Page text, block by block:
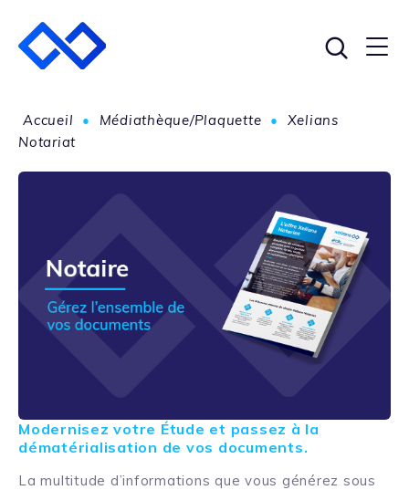
Accueil • Médiathèque/Plaquette •
Xelians
Notariat
Modernisez votre Étude et passez à la
dématérialisation de vos documents.
La multitude d’informations que vous générez sous